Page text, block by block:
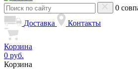
0
Доставка
Контакты
Корзина
0 руб.
Корзина